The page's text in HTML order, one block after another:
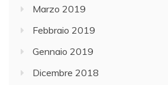
Marzo 2019
Febbraio 2019
Gennaio 2019
Dicembre 2018